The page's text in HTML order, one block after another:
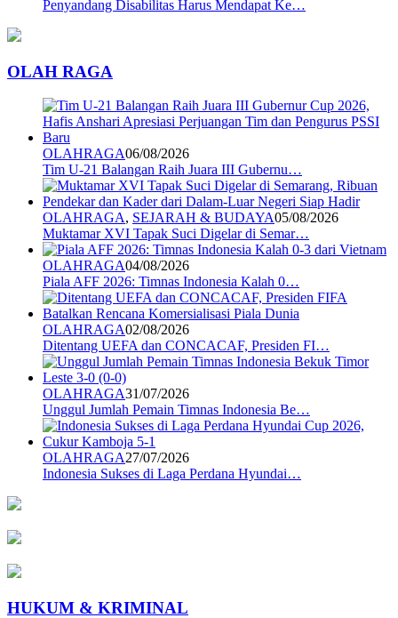
Penyandang Disabilitas Harus Mendapat Ke…
OLAH RAGA
OLAHRAGA06/08/2026
Tim U-21 Balangan Raih Juara III Gubernu…
OLAHRAGA, SEJARAH & BUDAYA05/08/2026
Muktamar XVI Tapak Suci Digelar di Semar…
OLAHRAGA04/08/2026
Piala AFF 2026: Timnas Indonesia Kalah 0…
OLAHRAGA02/08/2026
Ditentang UEFA dan CONCACAF, Presiden FI…
OLAHRAGA31/07/2026
Unggul Jumlah Pemain Timnas Indonesia Be…
OLAHRAGA27/07/2026
Indonesia Sukses di Laga Perdana Hyundai…
HUKUM & KRIMINAL